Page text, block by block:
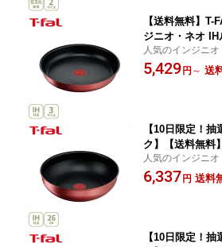
【送料無料】T-
ジニオ・ネオ
ッド フライパン
38303・L38305
人気のインジニ
ァール史上最高峰
現！
5,429 円 ～ 送
【10日限定！
ク】【送料無料
インジニオ・ネ
ミテッド ウォッ
人気のインジニ
ァール史上最高峰
現！
6,337 円 送料
【10日限定！